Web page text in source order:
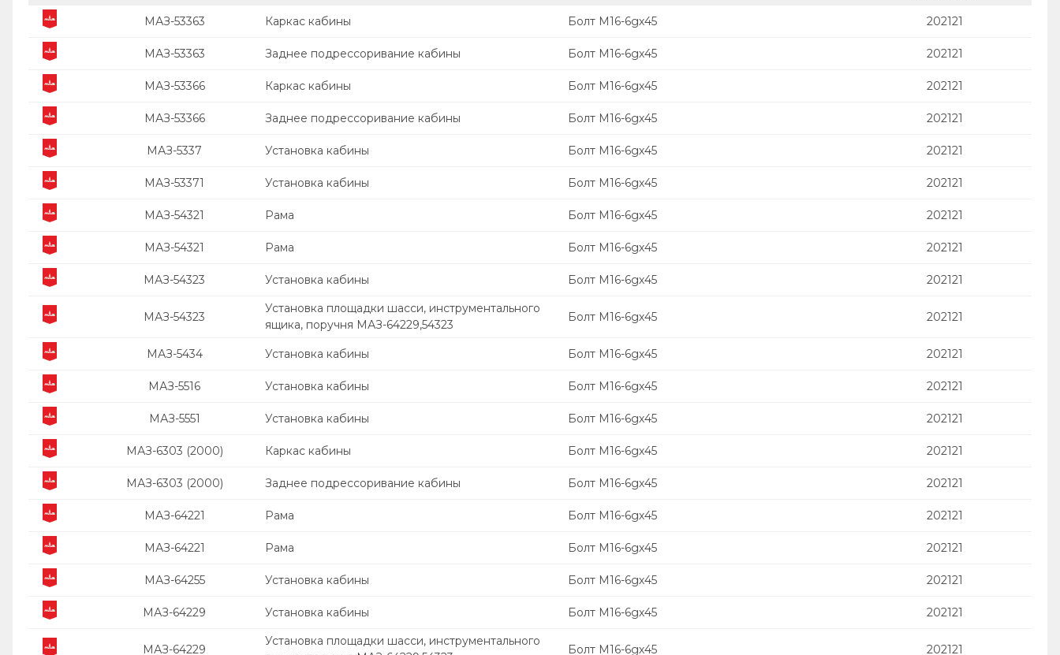
МАЗ-53363 Каркас кабины Болт М16-6gх45 202121
МАЗ-53363 Заднее подрессоривание кабины Болт М16-6gх45 202121
МАЗ-53366 Каркас кабины Болт М16-6gх45 202121
МАЗ-53366 Заднее подрессоривание кабины Болт М16-6gх45 202121
МАЗ-5337 Установка кабины Болт М16-6gх45 202121
МАЗ-53371 Установка кабины Болт М16-6gх45 202121
МАЗ-54321 Рама Болт М16-6gх45 202121
МАЗ-54321 Рама Болт М16-6gх45 202121
МАЗ-54323 Установка кабины Болт М16-6gх45 202121
МАЗ-54323
Установка площадки шасси, инструментального
ящика, поручня МАЗ-64229,54323
Болт М16-6gх45 202121
МАЗ-5434 Установка кабины Болт М16-6gх45 202121
МАЗ-5516 Установка кабины Болт М16-6gх45 202121
МАЗ-5551 Установка кабины Болт М16-6gх45 202121
МАЗ-6303 (2000) Каркас кабины Болт М16-6gх45 202121
МАЗ-6303 (2000) Заднее подрессоривание кабины Болт М16-6gх45 202121
МАЗ-64221 Рама Болт М16-6gх45 202121
МАЗ-64221 Рама Болт М16-6gх45 202121
МАЗ-64255 Установка кабины Болт М16-6gх45 202121
МАЗ-64229 Установка кабины Болт М16-6gх45 202121
МАЗ-64229
Установка площадки шасси, инструментального
Болт М16-6gх45 202121